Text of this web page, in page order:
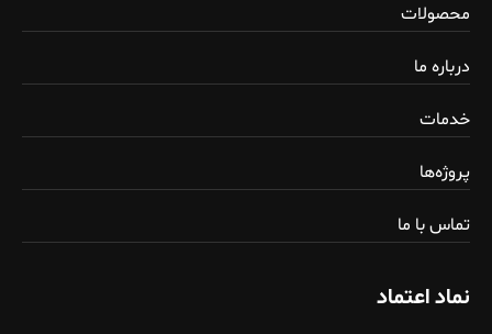
محصولات
درباره ما
خدمات
پروژه‌ها
تماس با ما
نماد اعتماد